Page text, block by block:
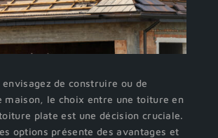
envisagez de construire ou de
maison, le choix entre une toiture en
plate est une décision cruciale.
options présente des avantages et